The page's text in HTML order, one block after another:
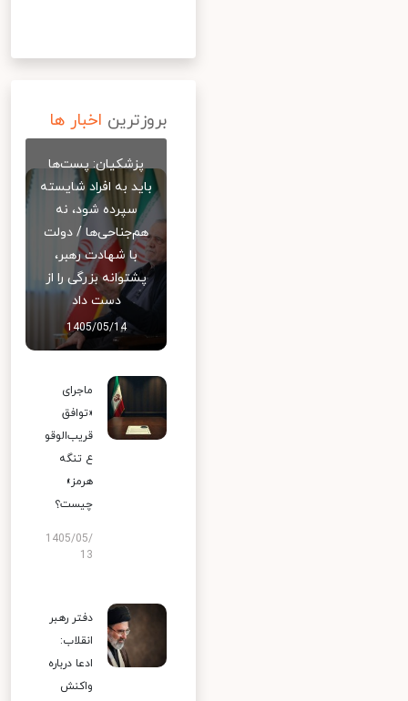
بروزترین اخبار ها
پزشکیان: پست‌ها
باید به افراد شایسته
سپرده شود، نه
هم‌جناحی‌ها / دولت
با شهادت رهبر،
پشتوانه بزرگی را از
دست داد
1405/05/14
ماجرای
«توافق
قریب‌الوقو
ع تنگه
هرمز»
چیست؟
1405/05/
13
دفتر رهبر
انقلاب:
ادعا درباره
واکنش